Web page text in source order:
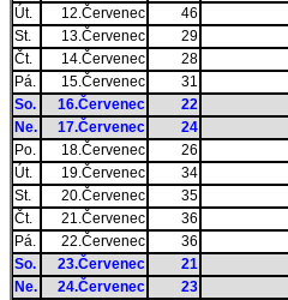
Út.
12.Červenec 46
St.
13.Červenec 29
Čt.
14.Červenec 28
Pá.
15.Červenec 31
So.
16.Červenec 22
Ne.
17.Červenec 24
Po.
18.Červenec 26
Út.
19.Červenec 34
St.
20.Červenec 35
Čt.
21.Červenec 36
Pá.
22.Červenec 36
So.
23.Červenec 21
Ne.
24.Červenec 23